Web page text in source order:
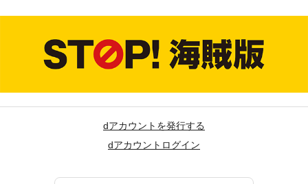
dアカウントを発行する
dアカウントログイン